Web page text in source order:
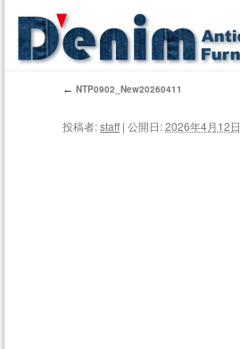
← NTP0902_New20260411
投稿者:staff | 公開日:2026年4月12日